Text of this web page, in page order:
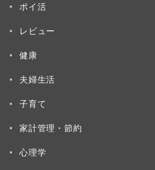
ポイ活
レビュー
健康
夫婦生活
子育て
家計管理・節約
心理学